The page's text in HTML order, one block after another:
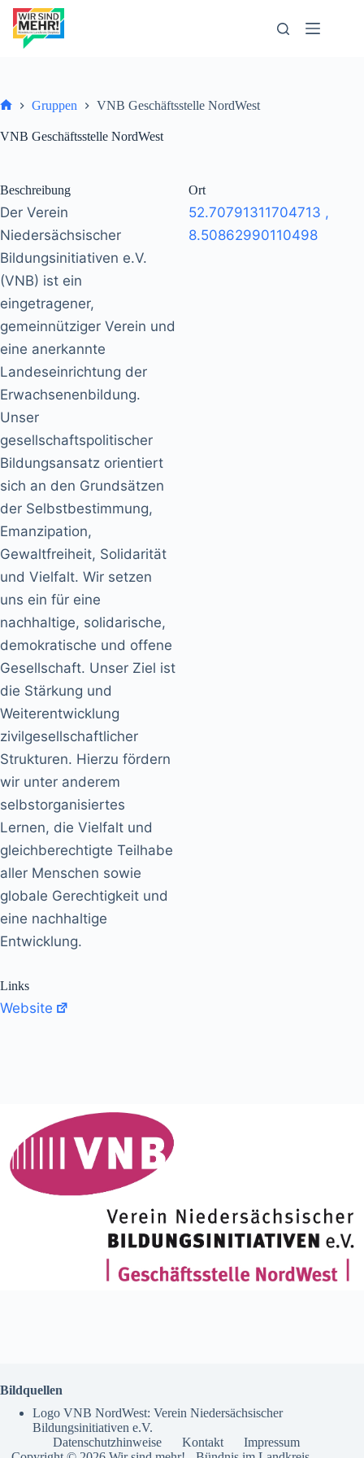
Zum
Inhalt
springen
Gruppen VNB Geschäftsstelle NordWest
VNB Geschäftsstelle NordWest
Beschreibung
Der Verein
Niedersächsischer
Bildungsinitiativen e.V.
(VNB) ist ein
eingetragener,
gemeinnütziger Verein und
eine anerkannte
Landeseinrichtung der
Erwachsenenbildung.
Unser
gesellschaftspolitischer
Bildungsansatz orientiert
sich an den Grundsätzen
der Selbstbestimmung,
Emanzipation,
Gewaltfreiheit, Solidarität
und Vielfalt. Wir setzen
uns ein für eine
nachhaltige, solidarische,
demokratische und offene
Gesellschaft. Unser Ziel ist
die Stärkung und
Weiterentwicklung
zivilgesellschaftlicher
Strukturen. Hierzu fördern
wir unter anderem
selbstorganisiertes
Lernen, die Vielfalt und
gleichberechtigte Teilhabe
aller Menschen sowie
globale Gerechtigkeit und
eine nachhaltige
Entwicklung.
Links
Website
Ort
52.70791311704713 ,
8.50862990110498
Bildquellen
Logo VNB NordWest: Verein Niedersächsischer
Bildungsinitiativen e.V.
Datenschutzhinweise
Kontakt
Impressum